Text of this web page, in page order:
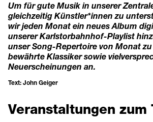
Um für gute Musik in unserer
gleichzeitig Künstler*innen zu
wir jeden Monat ein neues Album
unserer Karlstorbahnhof-Playlist
unser Song-Repertoire von Monat
bewährte Klassiker sowie
Neuerscheinungen an.
Text: John Geiger
Veranstaltungen zum